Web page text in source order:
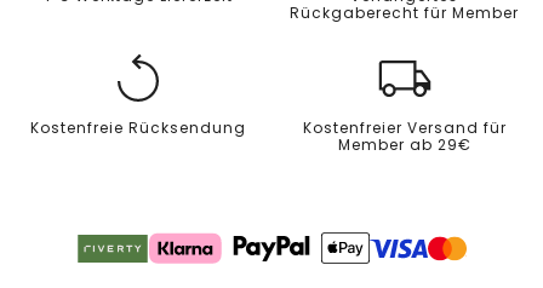
Rückgaberecht für Member
Kostenfreie Rücksendung
Kostenfreier Versand für
Member ab 29€